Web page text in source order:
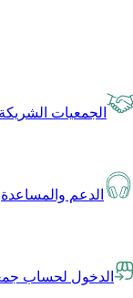
الجمعيات الشريكة
الدعم والمساعدة
الدخول لحساب